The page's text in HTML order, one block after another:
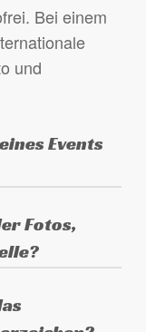
Bei einem
und
Events
in den
(3 oder 5
die
Feld
Ende des
Fotos,
der